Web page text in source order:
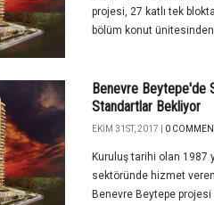
projesi, 27 katlı tek
bölüm konut
Benevre Beytepe'de
Standartlar Bekliyor
EKIM 31ST, 2017 | 0
Kuruluş tarihi olan 1987
sektöründe hizmet
Benevre Beytepe